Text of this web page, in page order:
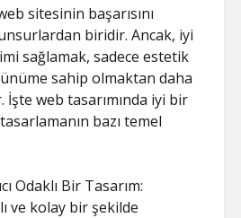
BOT TAKIPÇI BASMA
ÜCRETSIZ
LISTE
LISTESI
sitesinin başarısını
biridir. Ancak, iyi
sağlamak, sadece estetik
sahip olmaktan daha
İşte web tasarımında iyi bir
bazı temel
Odaklı Bir Tasarım:
ve kolay bir şekilde